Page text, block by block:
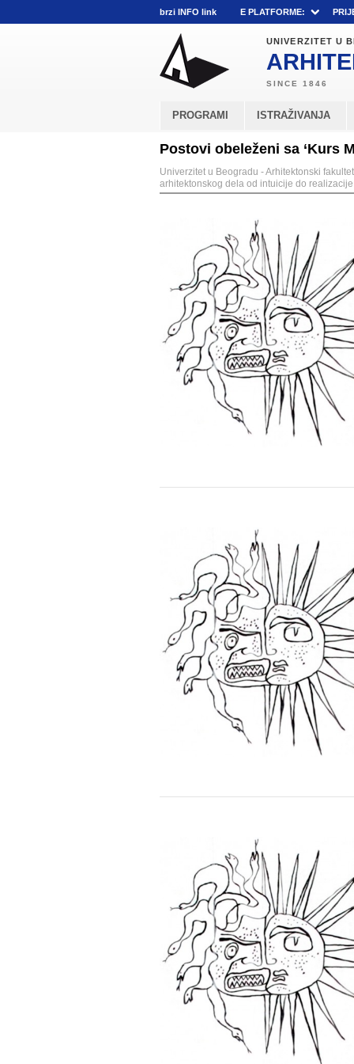
brzi INFO link E PLATFORME:
UNIVERZITET U
PROGRAMI ISTRAŽIVANJA
Postovi obeleženi sa ‘Kurs
Univerzitet u Beogradu - Arhitektonski fakultet
arhitektonskog dela od intuicije do realizacije